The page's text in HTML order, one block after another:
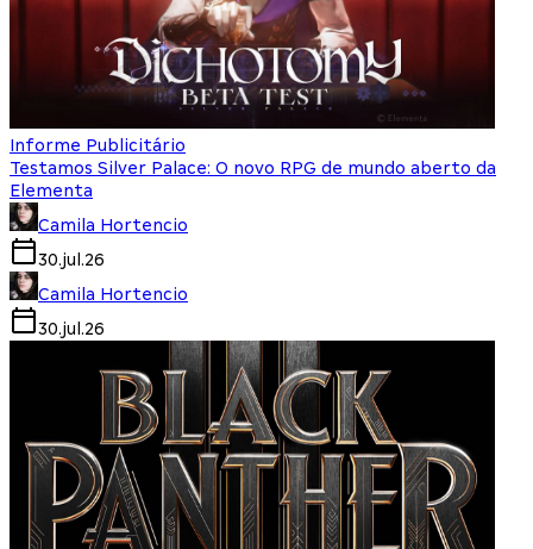
Informe Publicitário
Testamos Silver Palace: O novo RPG de mundo aberto da
Elementa
Camila Hortencio
30.jul.26
Camila Hortencio
30.jul.26